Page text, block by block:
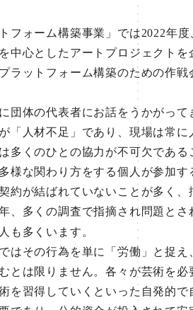
ォーム構築事業」では2022年度
中心としたアートプロジェクトを
ラットフォーム構築のための作戦
体の代表者にお話をうかがって
「人材不足」であり、現場は常に
多くのひとの協力が不可欠である
様な関わり方をする個人が参加す
約が結ばれていないことが多く、
、多くの調査で指摘され問題とさ
も多くいます。
その行為を単に「労働」と捉え
とは限りません。各々が芸術を必
を習得していくといった自発的で